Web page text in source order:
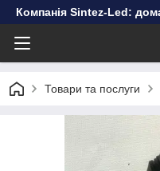
Компанія Sintez-Led:
Товари та послуги